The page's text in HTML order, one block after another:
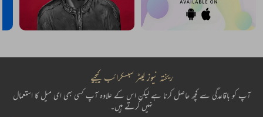
ریختہ نیوز لیٹر سبسکرائب کیجیے
آپ کو باقاعدگی سے کچھ حاصل کرنا ہے لیکن اس کے علاوہ آپ کسی بھی ای میل کا استعمال
نہیں کرتے ہیں۔